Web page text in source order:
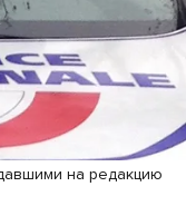
на редакцию